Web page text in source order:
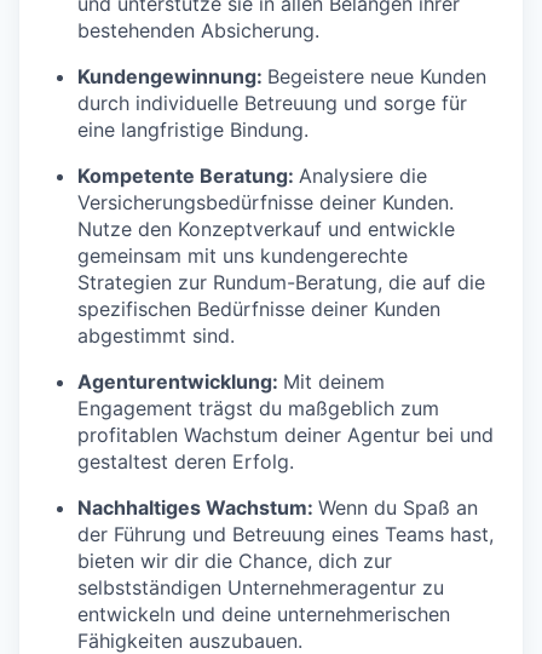
bestehenden Absicherung.
Kundengewinnung: Begeistere neue Kunden
durch individuelle Betreuung und sorge für
eine langfristige Bindung.
Kompetente Beratung: Analysiere die
Versicherungsbedürfnisse deiner Kunden.
Nutze den Konzeptverkauf und entwickle
gemeinsam mit uns kundengerechte
Strategien zur Rundum-Beratung, die auf die
spezifischen Bedürfnisse deiner Kunden
abgestimmt sind.
Agenturentwicklung: Mit deinem
Engagement trägst du maßgeblich zum
profitablen Wachstum deiner Agentur bei und
gestaltest deren Erfolg.
Nachhaltiges Wachstum: Wenn du Spaß an
der Führung und Betreuung eines Teams hast,
bieten wir dir die Chance, dich zur
selbstständigen Unternehmeragentur zu
entwickeln und deine unternehmerischen
Fähigkeiten auszubauen.